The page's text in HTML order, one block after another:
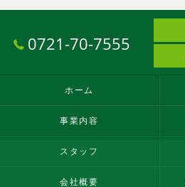
0721-70-7555
ホーム
事業内容
スタッフ
会社概要